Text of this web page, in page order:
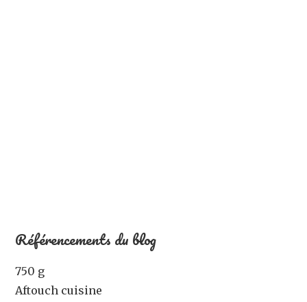
Référencements du blog
750 g
Aftouch cuisine